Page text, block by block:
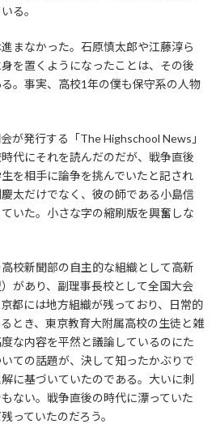
る。
まなかった。石原慎太郎や江藤淳ら
を置くようになったことは、その後
。事実、高校1年の僕も保守系の人物
が発行する「The Highschool News」
代にそれを読んだのだが、戦争直後
を相手に論争を挑んでいたと記され
太だけでなく、彼の師である小島信
いた。小さな字の縮刷版を興奮しな
校新聞部の自主的な組織として高新
があり、副理事長校として全国大会
都には地方組織が残っており、日常的
とき、東京教育大附属高校の生徒と雑
な内容を平然と議論しているのにた
ての話題が、決して知ったかぶりで
に基づいていたのである。大いに刺
ない。戦争直後の時代に漂っていた
っていたのだろう。